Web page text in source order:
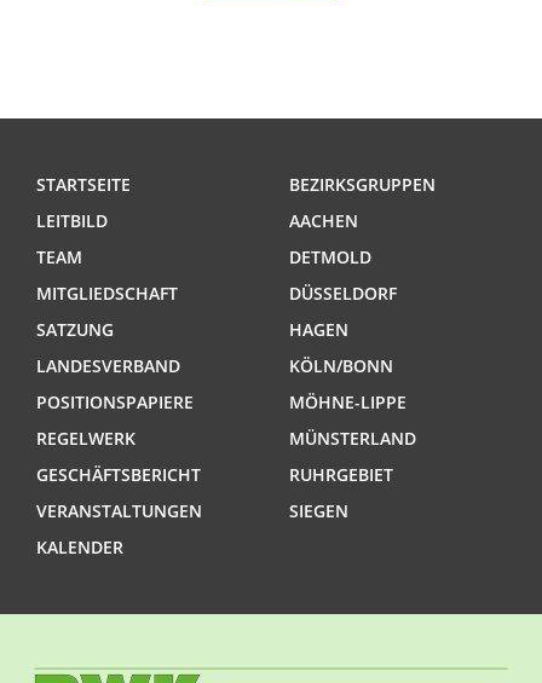
STARTSEITE
LEITBILD
TEAM
MITGLIEDSCHAFT
SATZUNG
LANDESVERBAND
POSITIONSPAPIERE
REGELWERK
GESCHÄFTSBERICHT
VERANSTALTUNGEN
KALENDER
BEZIRKSGRUPPEN
AACHEN
DETMOLD
DÜSSELDORF
HAGEN
KÖLN/BONN
MÖHNE-LIPPE
MÜNSTERLAND
RUHRGEBIET
SIEGEN